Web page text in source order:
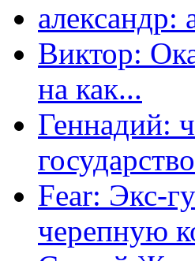
александр:
Виктор:
на как...
Геннадий:
Fear: Экс-
черепную